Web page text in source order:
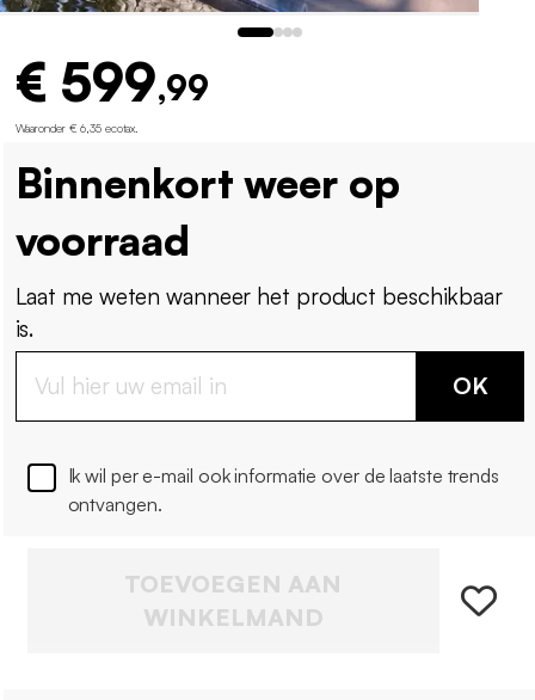
€ 599,99
Waaronder € 6,35 ecotax
Binnenkort weer op
voorraad
Laat me weten wanneer het product beschikbaar
is.
OK
Ik wil per e-mail ook informatie over de laatste trends
ontvangen.
TOEVOEGEN AAN
WINKELMAND